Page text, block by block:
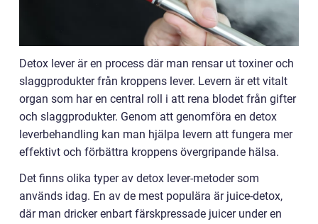
Detox lever är en process där man rensar ut toxiner och
slaggprodukter från kroppens lever. Levern är ett vitalt
organ som har en central roll i att rena blodet från gifter
och slaggprodukter. Genom att genomföra en detox
leverbehandling kan man hjälpa levern att fungera mer
effektivt och förbättra kroppens övergripande hälsa.
Det finns olika typer av detox lever-metoder som
används idag. En av de mest populära är juice-detox,
där man dricker enbart färskpressade juicer under en